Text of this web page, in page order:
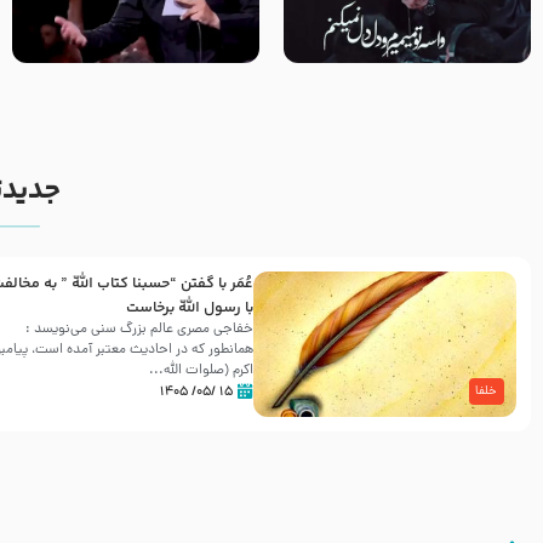
مصداق کربلا – حاج حسین سیب
شور ، حسینا! به‌ حق زهرا «أُنْظُرْ
إِلَینا» – عزاداری شب هفتم ماه
خلفا
عُمَر با گفتن “حسبنا كتاب اللّه ” به
با رسول اللّه برخاست
خفاجی مصری عالم بزرگ سنی می‌نویسد :
همانطور که در احادیث معتبر آمده است،
اکرم (صلوات اللّه...
۱۵ /۰۵/ ۱۴۰۵